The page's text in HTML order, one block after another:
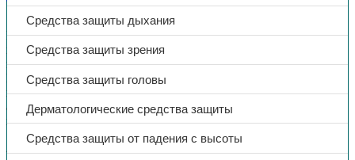
Средства защиты дыхания
Средства защиты зрения
Средства защиты головы
Дерматологические средства защиты
Средства защиты от падения с высоты
В избранное
Противошумные вкладыши РусСиз 110 конической формы
изготовлены из мягкого гипоаллергенного пористого
материала. Эффективно снижают уровень шума до 37 дБ.
Гладкая грязеотталкивающая поверхность повышает
гигиеничность, вкладыши быстро расправляются и надёжно
адаптируются к форме слухового канала. Соединительный
шнурок предотвращает утерю.
Артикул:
Категории: СИЗ